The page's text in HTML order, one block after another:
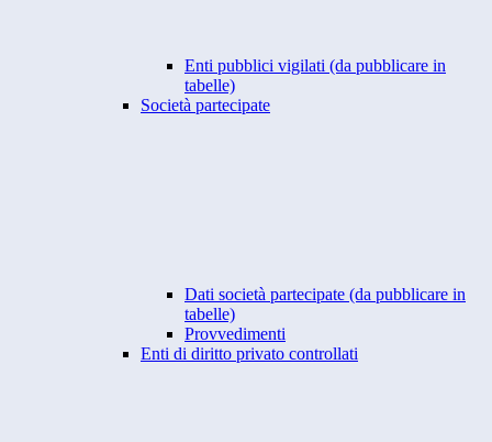
Enti pubblici vigilati (da pubblicare in
tabelle)
Società partecipate
Dati società partecipate (da pubblicare in
tabelle)
Provvedimenti
Enti di diritto privato controllati